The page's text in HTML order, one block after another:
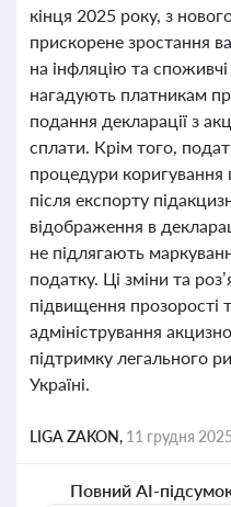
кінця 2025 року, з
прискорене зростання
на інфляцію та
нагадують платникам
подання декларації з
сплати. Крім того,
процедури
після експорту
відображення в
не підлягають
податку. Ці зміни та
підвищення прозорості
адміністрування
підтримку легального
Україні.
LIGA ZAKON, 11 грудня
Повний AI-